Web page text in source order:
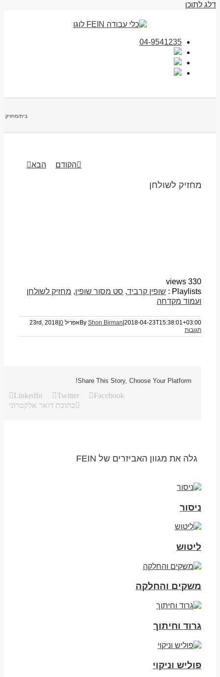
דלג לתוכן
04-9541235
בית/מחזיק
הקודם הבא
מחזיק לשולחן
330 views
Playlists :
שופין קרביד, סט מסור שופין, מחזיק לשולחן
ועמוד מקדחה
By Shon Birman 2018-04-23T15:38:01+03:00 אפריל 23rd, 2018 0
תגובות
Share This Story, Choose Your Platform!
Facebook
Twitter
LinkedIn
כתובת דואר אלקטרוני
גלה את מגוון האביזרים של FEIN
ניסור
ליטוש
משקים והחלקה
גרוד וחיתוך
פוליש וניקוי